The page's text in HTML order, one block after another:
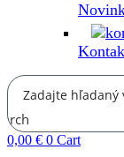
0,00 € 0 Cart